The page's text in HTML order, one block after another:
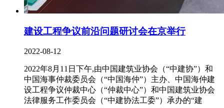
建设工程争议前沿问题研讨会在京举行
2022-08-12
2022年8月11日下午,由中国建筑业协会（“中建协”）和
中国海事仲裁委员会（“中国海仲”）主办、中国海仲建
设工程争议仲裁中心（“仲裁中心”）和中国建筑业协会
法律服务工作委员会（“中建协法工委”）承办的“建